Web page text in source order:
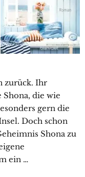
zurück. Ihr
die wie
gern die
Doch schon
Shona zu
ein …